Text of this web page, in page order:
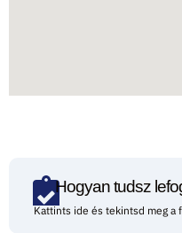
Hogyan tudsz
Kattints ide és tekintsd meg a